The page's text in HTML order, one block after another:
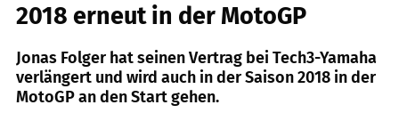
2018 erneut in der MotoGP
Jonas Folger hat seinen Vertrag bei Tech3-Yamaha
verlängert und wird auch in der Saison 2018 in der
MotoGP an den Start gehen.